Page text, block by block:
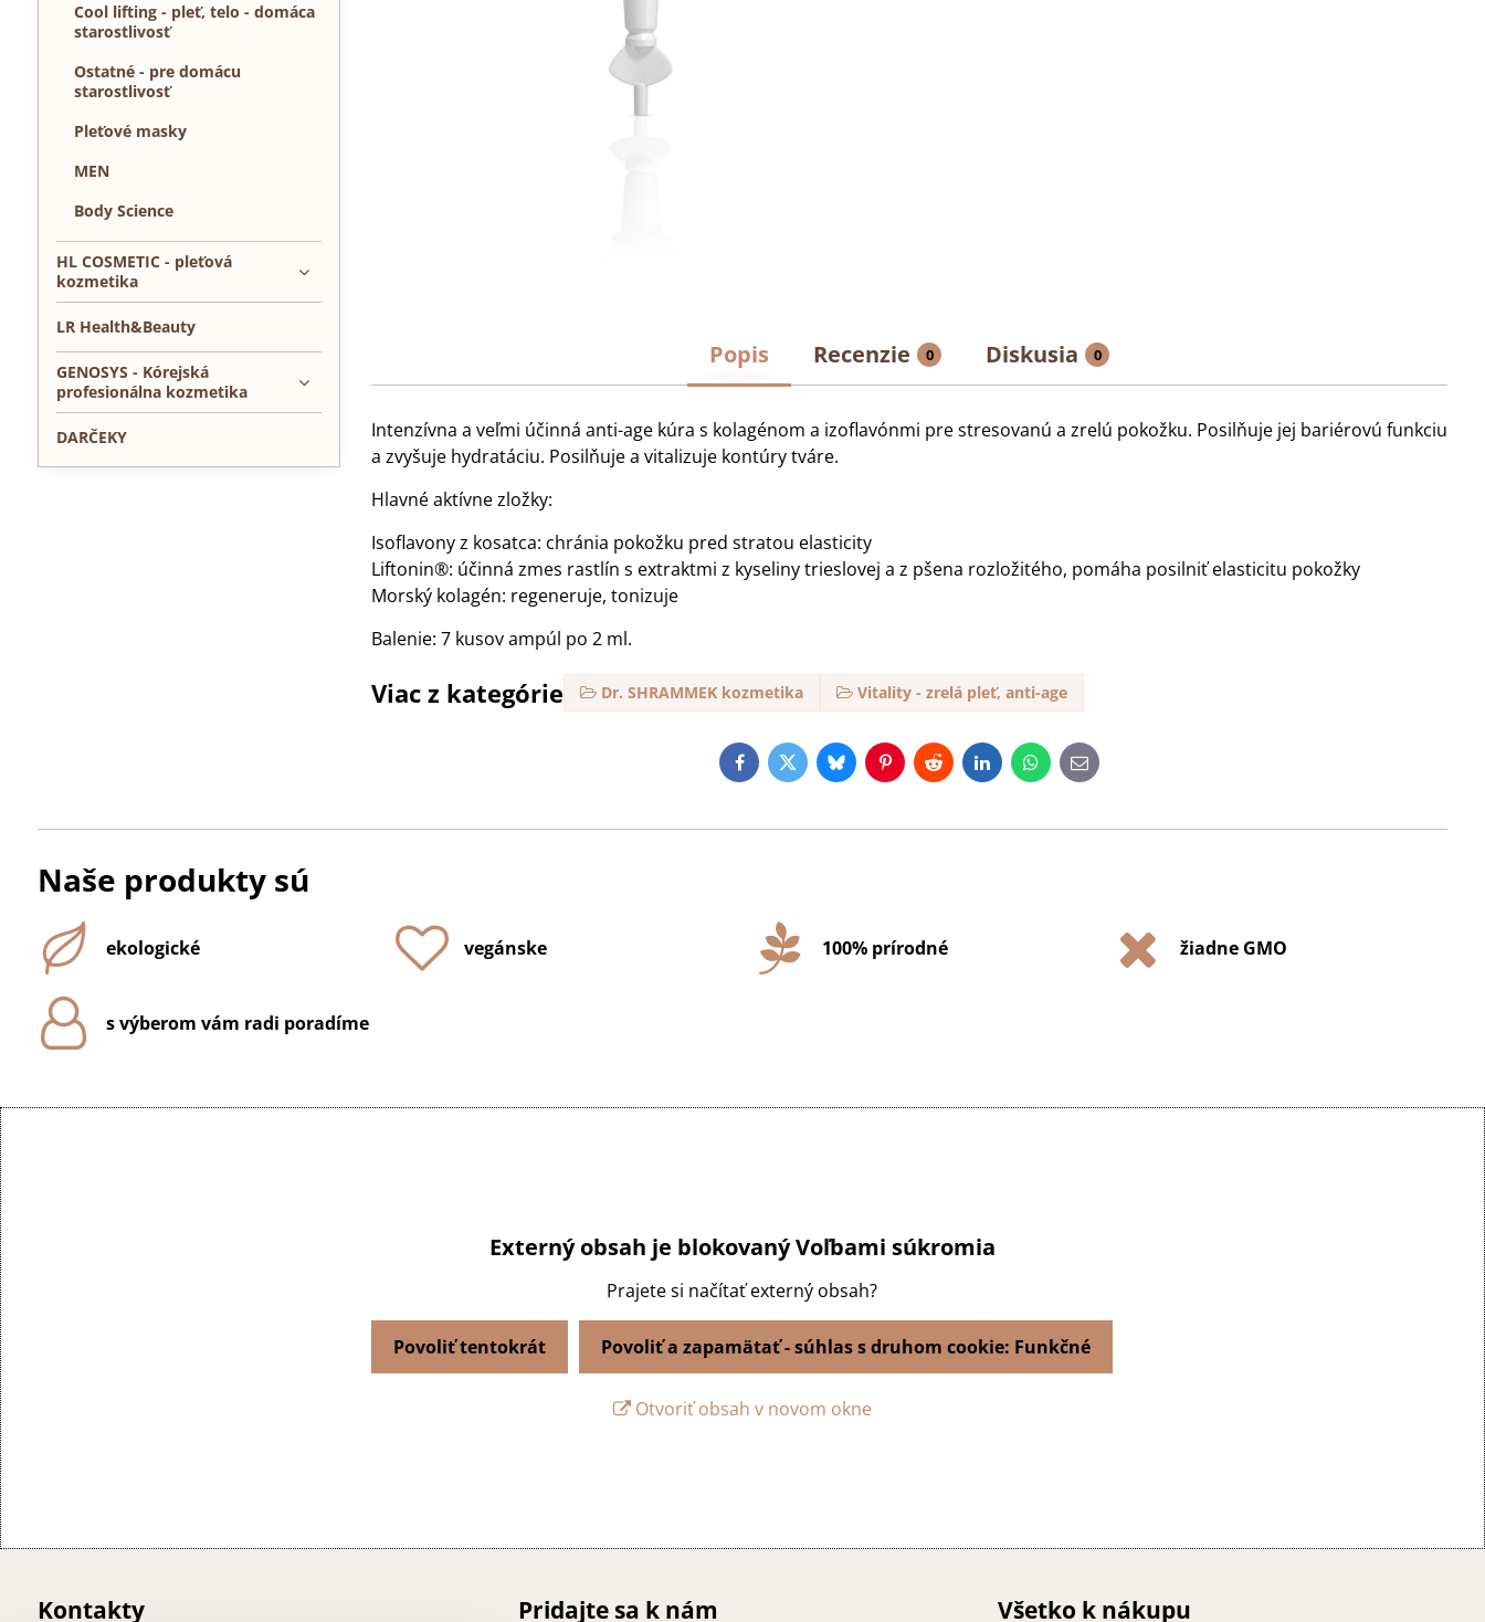
Popis Recenzie 0 Diskusia 0
Intenzívna a veľmi účinná anti-age kúra s kolagénom a izoflavónmi pre stresovanú a zrelú pokožku. Posilňuje jej bariérovú funkciu
a zvyšuje hydratáciu. Posilňuje a vitalizuje kontúry tváre.
Hlavné aktívne zložky:
Isoflavony z kosatca: chránia pokožku pred stratou elasticity
Liftonin®: účinná zmes rastlín s extraktmi z kyseliny trieslovej a z pšena rozložitého, pomáha posilniť elasticitu pokožky
Morský kolagén: regeneruje, tonizuje
Balenie: 7 kusov ampúl po 2 ml.
Viac z kategórie Dr. SHRAMMEK kozmetika Vitality - zrelá pleť, anti-age
FacebookTwitterBlueskyPinterestRedditLinkedInWhatsApp
E-
mail
Cool lifting - pleť, telo - domáca
starostlivosť
Ostatné - pre domácu
starostlivosť
Pleťové masky
MEN
Body Science
HL COSMETIC - pleťová
kozmetika
LR Health&Beauty
GENOSYS - Kórejská
profesionálna kozmetika
DARČEKY
Naše produkty sú
ekologické vegánske 100% prírodné žiadne GMO
s výberom vám radi poradíme
Externý obsah je blokovaný Voľbami súkromia
Prajete si načítať externý obsah?
Povoliť tentokrát Povoliť a zapamätať - súhlas s druhom cookie: Funkčné
Otvoriť obsah v novom okne
Kontakty Pridajte sa k nám Všetko k nákupu